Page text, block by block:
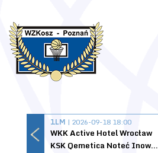
1LM | 2026-09-18 18:00
WKK Active Hotel Wrocław
KSK Qemetica Noteć Inowrocław